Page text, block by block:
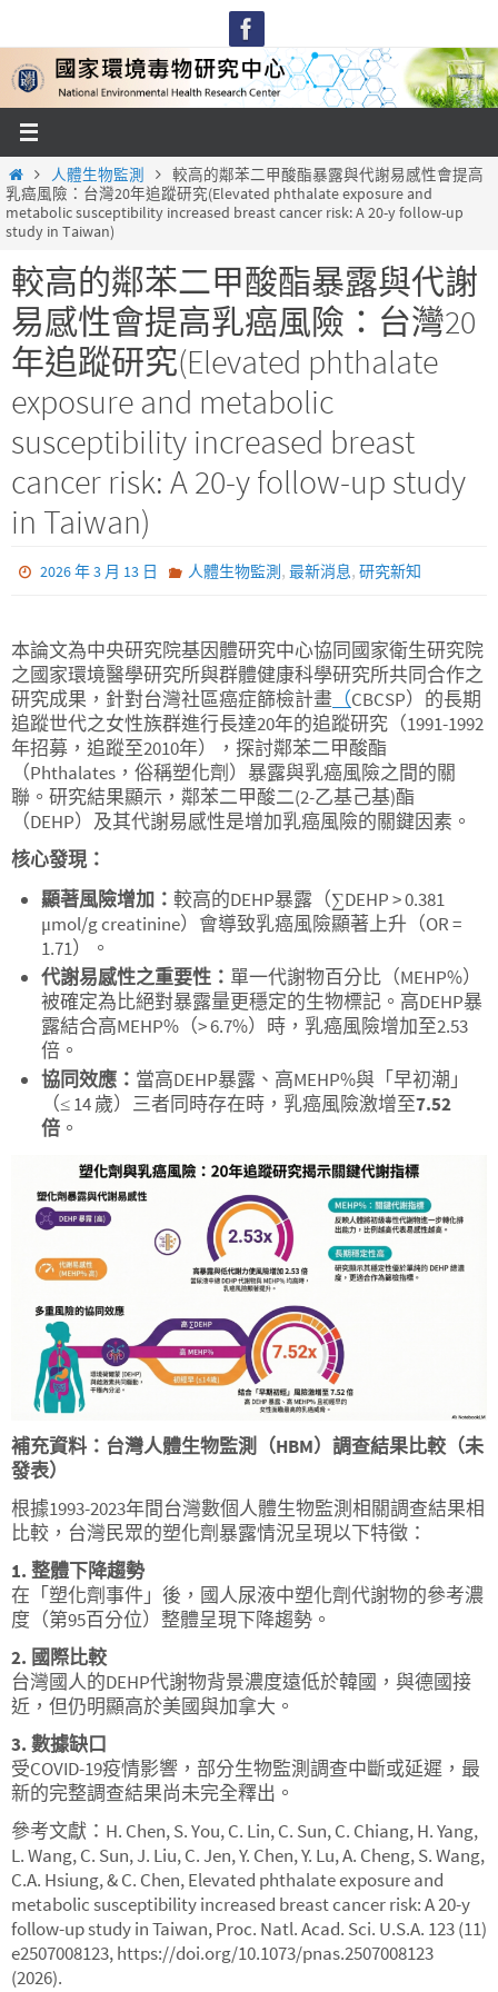
content
Home人體生物監測
較高的鄰苯二甲酸酯暴露與代謝易感性會提高
乳癌風險：台灣20年追蹤研究(Elevated phthalate exposure and
metabolic susceptibility increased breast cancer risk: A 20-y follow-up
study in Taiwan)
較高的鄰苯二甲酸酯暴露與代謝
易感性會提高乳癌風險：台灣20
年追蹤研究(Elevated phthalate
exposure and metabolic
susceptibility increased breast
cancer risk: A 20-y follow-up study
in Taiwan)
2026 年 3 月 13 日 人體生物監測, 最新消息, 研究新知
本論文為中央研究院基因體研究中心協同國家衛生研究院
之國家環境醫學研究所與群體健康科學研究所共同合作之
研究成果，針對台灣社區癌症篩檢計畫 （CBCSP）的長期
追蹤世代之女性族群進行長達20年的追蹤研究（1991-1992
年招募，追蹤至2010年），探討鄰苯二甲酸酯
（Phthalates，俗稱塑化劑）暴露與乳癌風險之間的關
聯。研究結果顯示，鄰苯二甲酸二(2-乙基己基)酯
（DEHP）及其代謝易感性是增加乳癌風險的關鍵因素。
核心發現：
顯著風險增加：較高的DEHP暴露（∑DEHP > 0.381
μmol/g creatinine）會導致乳癌風險顯著上升（OR =
1.71）。
代謝易感性之重要性： 單一代謝物百分比（MEHP%）
被確定為比絕對暴露量更穩定的生物標記。高DEHP暴
露結合高MEHP%（> 6.7%）時，乳癌風險增加至2.53
倍。
協同效應： 當高DEHP暴露、高MEHP%與「早初潮」
（≤ 14 歲）三者同時存在時，乳癌風險激增至7.52
倍 。
補充資料：台灣人體生物監測（HBM）調查結果比較（未
發表）
根據1993-2023年間台灣數個人體生物監測相關調查結果相
比較，台灣民眾的塑化劑暴露情況呈現以下特徵：
1. 整體下降趨勢
在「塑化劑事件」後，國人尿液中塑化劑代謝物的參考濃
度（第95百分位）整體呈現下降趨勢。
2. 國際比較
台灣國人的DEHP代謝物背景濃度遠低於韓國，與德國接
近，但仍明顯高於美國與加拿大。
3. 數據缺口
受COVID-19疫情影響，部分生物監測調查中斷或延遲，最
新的完整調查結果尚未完全釋出。
參考文獻：H. Chen, S. You, C. Lin, C. Sun, C. Chiang, H. Yang,
L. Wang, C. Sun, J. Liu, C. Jen, Y. Chen, Y. Lu, A. Cheng, S. Wang,
C.A. Hsiung, & C. Chen, Elevated phthalate exposure and
metabolic susceptibility increased breast cancer risk: A 20-y
follow-up study in Taiwan, Proc. Natl. Acad. Sci. U.S.A. 123 (11)
e2507008123, https://doi.org/10.1073/pnas.2507008123
(2026).